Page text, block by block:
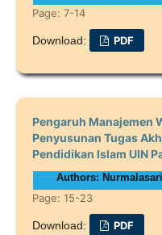
Page: 7-14
Download: PDF
Pengaruh Manajemen
Penyusunan Tugas
Pendidikan Islam UIN
Authors:
Page: 15-23
Download: PDF